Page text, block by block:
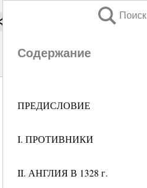
Поиск
Содержание
ПРЕДИСЛОВИЕ
I. ПРОТИВНИКИ
II. АНГЛИЯ В 1328 г.